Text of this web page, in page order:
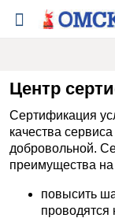
Центр
Сертификация
качества
добровольной.
преимущества
повысить